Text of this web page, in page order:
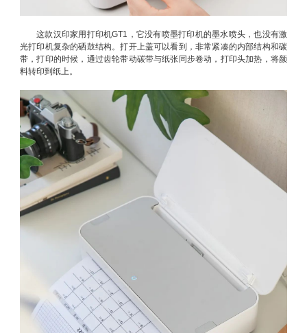
这款汉印家用打印机GT1，它没有喷墨打印机的墨水喷头，也没有激
光打印机复杂的硒鼓结构。打开上盖可以看到，非常紧凑的内部结构和碳
带，打印的时候，通过齿轮带动碳带与纸张同步卷动，打印头加热，将颜
料转印到纸上。